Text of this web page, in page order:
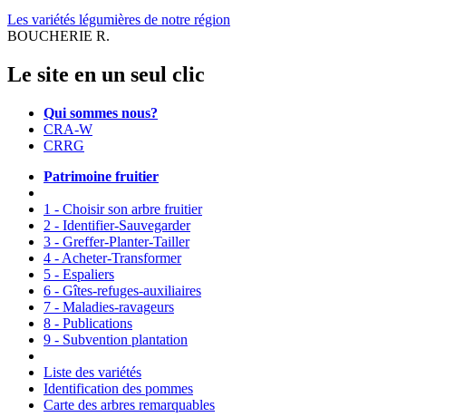
Les variétés légumières de notre région
BOUCHERIE R.
Le site en un seul clic
Qui sommes nous?
CRA-W
CRRG
Patrimoine fruitier
1 - Choisir son arbre fruitier
2 - Identifier-Sauvegarder
3 - Greffer-Planter-Tailler
4 - Acheter-Transformer
5 - Espaliers
6 - Gîtes-refuges-auxiliaires
7 - Maladies-ravageurs
8 - Publications
9 - Subvention plantation
Liste des variétés
Identification des pommes
Carte des arbres remarquables